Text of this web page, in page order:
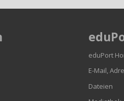
eduPort
E-Mail,
Dateien